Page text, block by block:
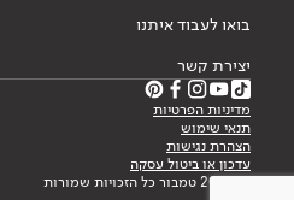
בואו לעבוד איתנו
יצירת קשר
מדיניות הפרטיות
תנאי שימוש
הצהרת נגישות
עדכון או ביטול עסקה